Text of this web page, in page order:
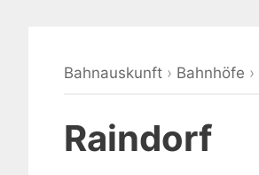
Bahnauskunft › Bahnhöfe ›
Raindorf